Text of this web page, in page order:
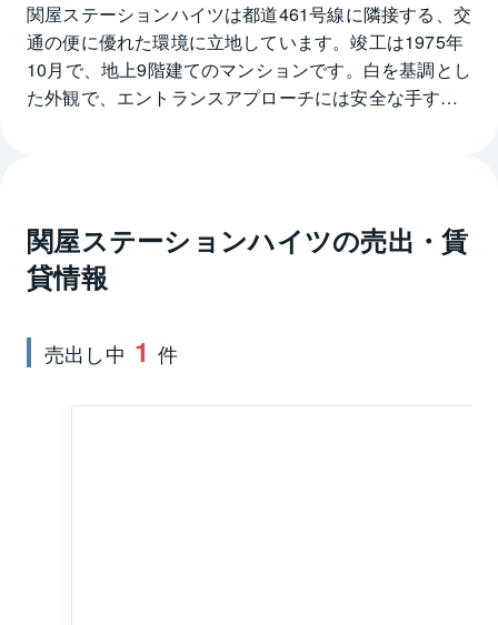
関屋ステーションハイツは都道461号線に隣接する、交
通の便に優れた環境に立地しています。竣工は1975年
10月で、地上9階建てのマンションです。白を基調とし
た外観で、エントランスアプローチには安全な手すり
ニーは開放感や採光に恵まれ、お部屋の中をいつもさ
わやかに保ってくれます。関屋ステーションハイツの
最寄り駅は千代田・常磐緩行線の北千住駅に徒歩10分
東武伊勢崎・大師線の牛田駅など、複数の路線が利用
可能です。また、スーパーやコンビニエンスストアな
ど、お買物に便利な施設も徒歩圏内に整っています。
関屋ステーションハイツの売出・賃
貸情報
売出し中 1 件